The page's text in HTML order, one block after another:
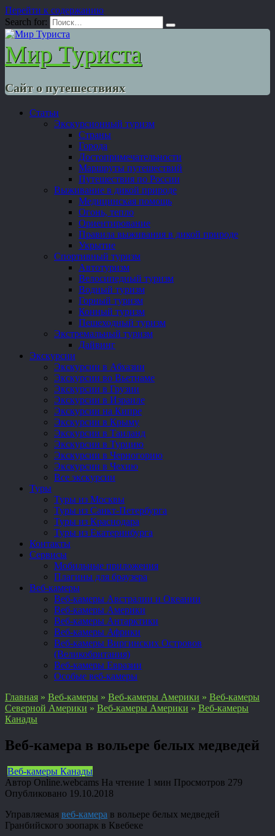
Перейти к содержанию
Search for:
Мир Туриста
Сайт о путешествиях
Статьи
Экскурсионный туризм
Страны
Города
Достопримечательности
Маршруты путешествий
Путешествия по России
Выживание в дикой природе
Медицинская помощь
Огонь, тепло
Ориентирование
Правила выживания в дикой природе
Укрытие
Спортивный туризм
Автотуризм
Велосипедный туризм
Водный туризм
Горный туризм
Конный туризм
Пешеходный туризм
Экстремальный туризм
Дайвинг
Экскурсии
Экскурсии в Абхазии
Экскурсии во Вьетнаме
Экскурсии в Грузии
Экскурсии в Израиле
Экскурсии на Кипре
Экскурсии в Крыму
Экскурсии в Таиланд
Экскурсии в Турцию
Экскурсии в Черногорию
Экскурсии в Чехию
Все экскурсии
Туры
Туры из Москвы
Туры из Санкт-Петербурга
Туры из Краснодара
Туры из Екатеринбурга
Контакты
Сервисы
Мобильные приложения
Плагины для браузера
Веб-камеры
Веб-камеры Австралии и Океании
Веб-камеры Америки
Веб-камеры Антарктики
Веб-камеры Африки
Веб-камеры Виргинских Островов
(Великобритания)
Веб-камеры Евразии
Особые веб-камеры
Главная » Веб-камеры » Веб-камеры Америки » Веб-камеры
Северной Америки » Веб-камеры Америки » Веб-камеры
Канады
Веб-камера в вольере белых медведей
Веб-камеры Канады
Автор Online.webcams На чтение 1 мин Просмотров 279
Опубликовано 19.10.2018
Управляемая веб-камера в вольере белых медведей
Гранбийского зоопарк в Квебеке